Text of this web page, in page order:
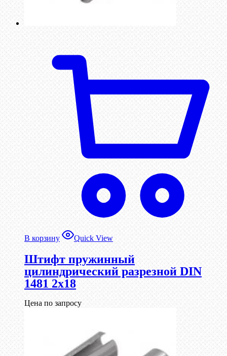
В корзину Quick View
Штифт пружинный
цилиндрический разрезной DIN
1481 2х18
Цена по запросу